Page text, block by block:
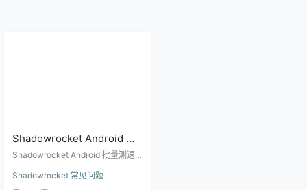
Shadowrocket Android 批
量测速准吗？节点测速和真
Shadowrocket Android 批量测速使
实下载速度、网页打开速度和免费
节点筛选之间的区别。
Shadowrocket 常见问题